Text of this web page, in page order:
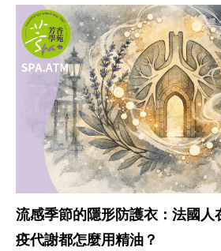
流感季節的隱形防護衣：法國人
疫代謝都怎麼用精油？